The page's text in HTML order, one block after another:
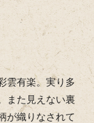
雲有楽。実り多
また見えない裏
が織りなされて